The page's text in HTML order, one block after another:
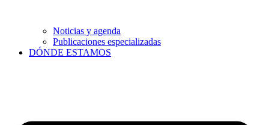
Noticias y agenda
Publicaciones especializadas
DÓNDE ESTAMOS